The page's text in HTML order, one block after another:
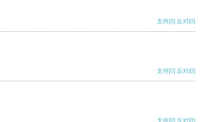
支持[0] 反对[0]
支持[0] 反对[0]
支持[0] 反对[0]